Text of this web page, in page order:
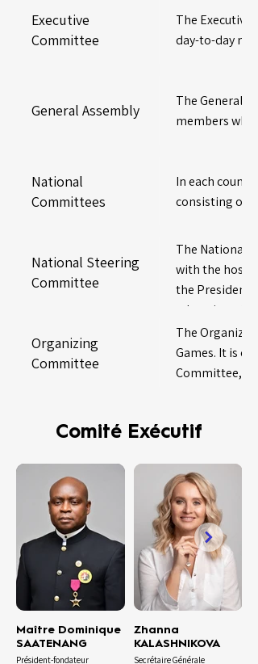
Executive
Committee
The Executive
day-to-day
General Assembly
The General
members
National
Committees
In each
consisting of
National Steering
Committee
The National
with the host
the
education of
Organizing
Committee
The
Games. It is
Committee,
Comité Exécutif
Maître Dominique
SAATENANG
Président-fondateur
Zhanna
KALASHNIKOVA
Secrétaire Générale